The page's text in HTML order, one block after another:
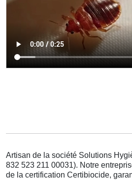
Artisan de la société Solutions
832 523 211 00031). Notre
de la certification Certibiocide,